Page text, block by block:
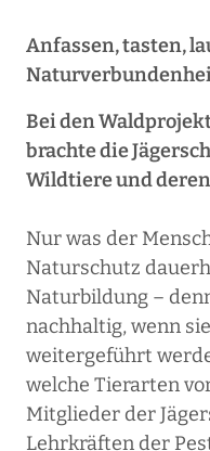
Anfassen, tasten,
Bei den
brachte die
Wildtiere und
Nur was der
Naturschutz
Naturbildung –
nachhaltig, wenn
weitergeführt
welche Tierarten
Mitglieder der
Lehrkräften der